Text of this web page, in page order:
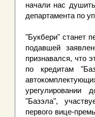
начали нас
департамента по
"Букбери" станет
подавшей
признавался, что
по кредитам
урегулировании
"Базэла",
первого вице-